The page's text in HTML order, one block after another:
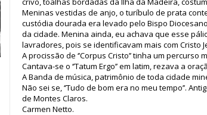
Meninas vestidas de anjo, o turíbulo de prata
custódia dourada era levado pelo Bispo
da cidade. Menina ainda, eu achava que esse
lavradores, pois se identificavam mais com Cristo
A procissão de ‘’Corpus Cristo’’ tinha um
Cantava-se o ‘’Tatum Ergo’’ em latim, rezava a
A Banda de música, patrimônio de toda cidade
Não sei se, ‘’Tudo de bom era no meu tempo’’.
de Montes Claros.
Carmen Netto.